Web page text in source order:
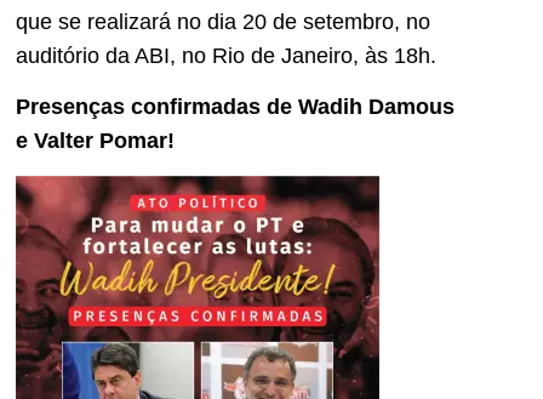
que se realizará no dia 20 de setembro, no
auditório da ABI, no Rio de Janeiro, às 18h.
Presenças confirmadas de Wadih Damous
e Valter Pomar!